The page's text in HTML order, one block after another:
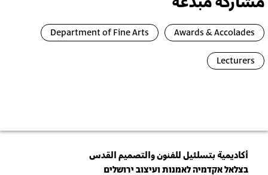
Awards & Accolades
Department of Fine Arts
Lecturers
أكاديمية بتسلئيل للفنون والتصميم القدس
בצלאל אקדמיה לאמנות ועיצוב ירושלים